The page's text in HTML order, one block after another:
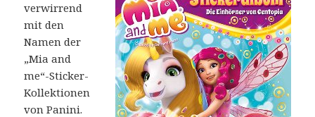
verwirrend
mit den
Namen der
„Mia and
me“-Sticker-
Kollektionen
von Panini.